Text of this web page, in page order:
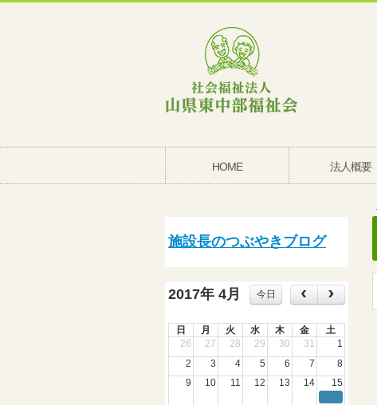
HOME 法人概要
施設長のつぶやきブログ
2017年 4月 今日
日 月 火 水 木 金
土
26
27 28 29 30 31
1
2
3 4 5 6 7
8
9
10 11 12 13 14 15